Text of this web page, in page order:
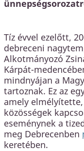
Tíz évvel ezelőtt,
debreceni
Alkotmányozó
Kárpát-
mindnyájan a
tartoznak. Ez az
amely
közösségek
eseménynek a
meg Debrecenben
keretében.